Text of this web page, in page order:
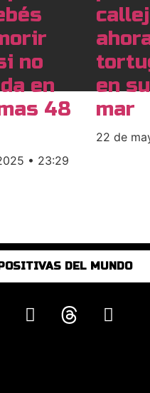
no
en
48
23:29
en
mar
22 de
DEL MUNDO